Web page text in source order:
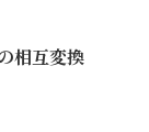
相互変換